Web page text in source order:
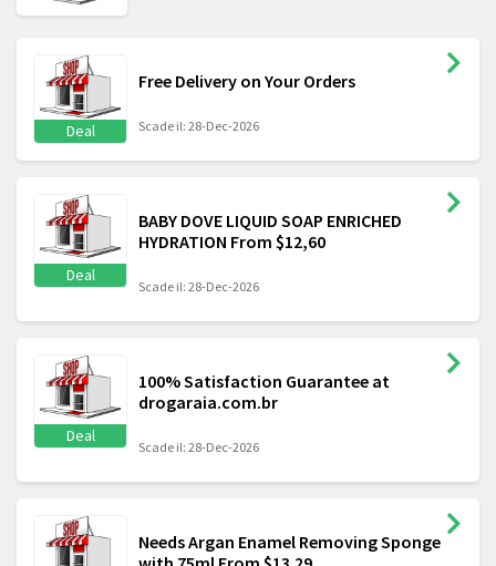
Deal
Free Delivery on Your Orders
Scade il: 28-Dec-2026
Deal
BABY DOVE LIQUID SOAP ENRICHED
HYDRATION From $12,60
Scade il: 28-Dec-2026
Deal
100% Satisfaction Guarantee at
drogaraia.com.br
Scade il: 28-Dec-2026
Needs Argan Enamel Removing Sponge